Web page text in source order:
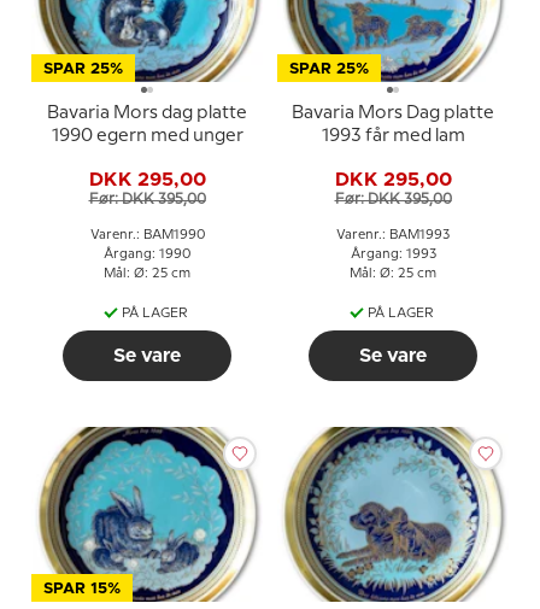
SPAR 25%
Bavaria Mors dag platte
1990 egern med unger
DKK 295,00
Før: DKK 395,00
Varenr.: BAM1990
Årgang: 1990
Mål: Ø: 25 cm
PÅ LAGER
Se vare
SPAR 25%
Bavaria Mors Dag platte
1993 får med lam
DKK 295,00
Før: DKK 395,00
Varenr.: BAM1993
Årgang: 1993
Mål: Ø: 25 cm
PÅ LAGER
Se vare
SPAR 15%